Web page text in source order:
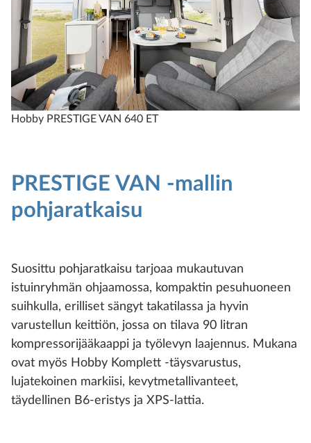
Hobby PRESTIGE VAN 640 ET
PRESTIGE VAN -mallin
pohjaratkaisu
Suosittu pohjaratkaisu tarjoaa mukautuvan
istuinryhmän ohjaamossa, kompaktin pesuhuoneen
suihkulla, erilliset sängyt takatilassa ja hyvin
varustellun keittiön, jossa on tilava 90 litran
kompressorijääkaappi ja työlevyn laajennus. Mukana
ovat myös Hobby Komplett -täysvarustus,
lujatekoinen markiisi, kevytmetallivanteet,
täydellinen B6-eristys ja XPS-lattia.